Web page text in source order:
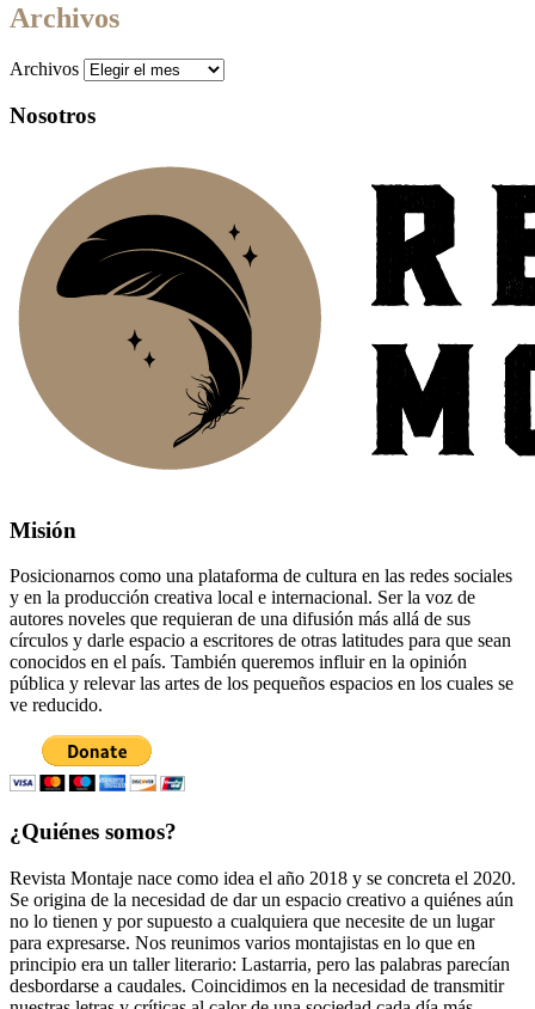
Archivos
Archivos
Nosotros
Misión
Posicionarnos como una plataforma de cultura en las redes sociales
y en la producción creativa local e internacional. Ser la voz de
autores noveles que requieran de una difusión más allá de sus
círculos y darle espacio a escritores de otras latitudes para que sean
conocidos en el país. También queremos influir en la opinión
pública y relevar las artes de los pequeños espacios en los cuales se
ve reducido.
¿Quiénes somos?
Revista Montaje nace como idea el año 2018 y se concreta el 2020.
Se origina de la necesidad de dar un espacio creativo a quiénes aún
no lo tienen y por supuesto a cualquiera que necesite de un lugar
para expresarse. Nos reunimos varios montajistas en lo que en
principio era un taller literario: Lastarria, pero las palabras parecían
desbordarse a caudales. Coincidimos en la necesidad de transmitir